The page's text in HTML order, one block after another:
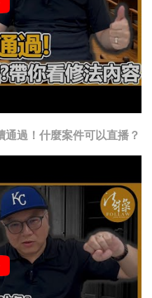
過！什麼案件可以直播？